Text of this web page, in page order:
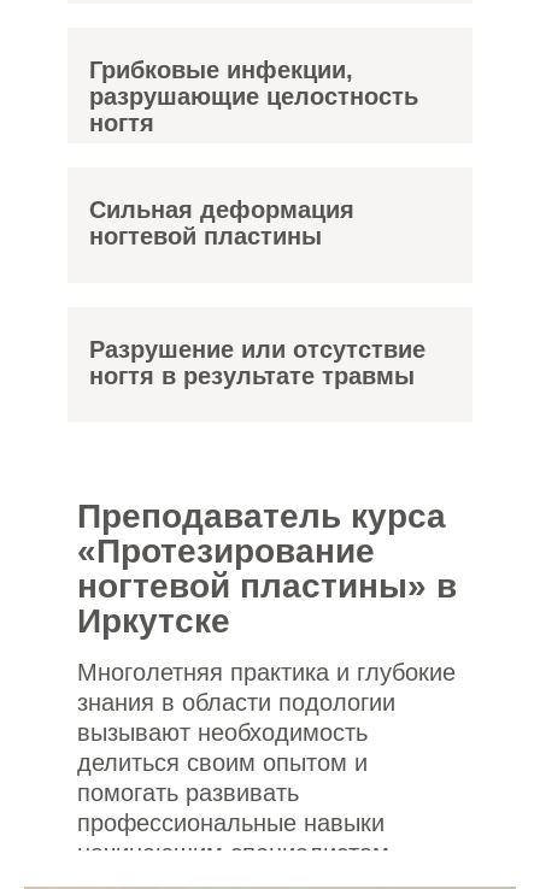
Грибковые инфекции,
разрушающие целостность
ногтя
Сильная деформация
ногтевой пластины
Разрушение или отсутствие
ногтя в результате травмы
Преподаватель курса
«Протезирование
ногтевой пластины» в
Иркутске
Многолетняя практика и глубокие
знания в области подологии
вызывают необходимость
делиться своим опытом и
помогать развивать
профессиональные навыки
начинающим специалистам